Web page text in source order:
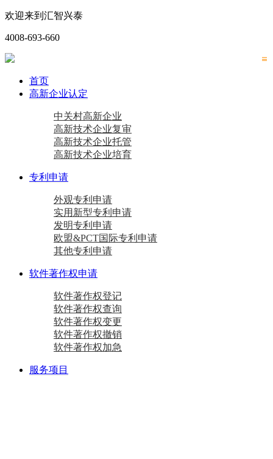
欢迎来到汇智兴泰
4008-693-660
首页
高新企业认定
中关村高新企业
高新技术企业复审
高新技术企业托管
高新技术企业培育
专利申请
外观专利申请
实用新型专利申请
发明专利申请
欧盟&PCT国际专利申请
其他专利申请
软件著作权申请
软件著作权登记
软件著作权查询
软件著作权变更
软件著作权撤销
软件著作权加急
服务项目